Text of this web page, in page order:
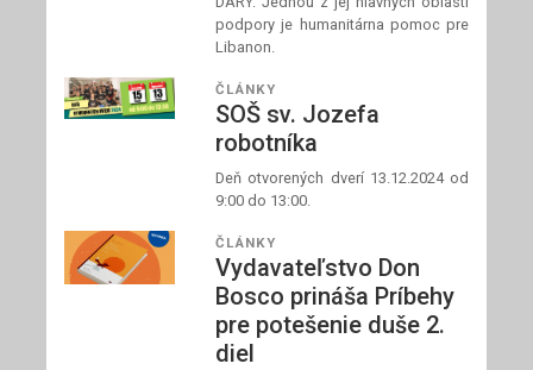
podpory je humanitárna pomoc pre
Libanon.
ČLÁNKY
SOŠ sv. Jozefa
robotníka
Deň otvorených dverí 13.12.2024 od
9:00 do 13:00.
ČLÁNKY
Vydavateľstvo Don
Bosco prináša Príbehy
pre potešenie duše 2.
diel